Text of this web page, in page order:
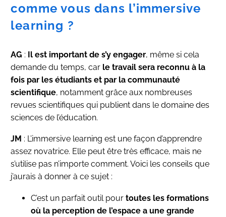
comme vous dans l’immersive
learning ?
AG : Il est important de s’y engager, même si cela
demande du temps, car le travail sera reconnu à la
fois par les étudiants et par la communauté
scientifique, notamment grâce aux nombreuses
revues scientifiques qui publient dans le domaine des
sciences de l’éducation.
JM : L’immersive learning est une façon d’apprendre
assez novatrice. Elle peut être très efficace, mais ne
s’utilise pas n’importe comment. Voici les conseils que
j’aurais à donner à ce sujet :
C’est un parfait outil pour toutes les formations
où la perception de l’espace a une grande